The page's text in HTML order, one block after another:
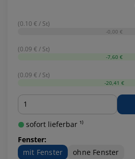
(0.10 € / St)
-0,00 €
(0.09 € / St)
-7,60 €
(0.09 € / St)
-20,41 €
Menge
sofort lieferbar ¹⁾
Fenster:
mit Fenster
ohne Fenster